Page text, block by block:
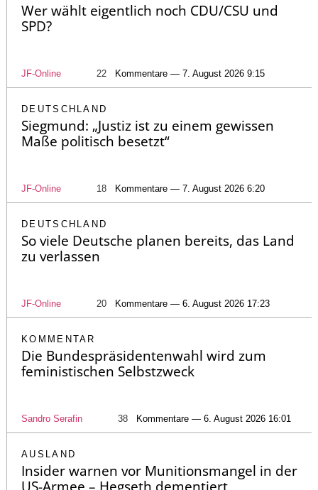
Wer wählt eigentlich noch CDU/CSU und
SPD?
JF-Online 22 Kommentare — 7. August 2026 9:15
DEUTSCHLAND
Siegmund: „Justiz ist zu einem gewissen
Maße politisch besetzt“
JF-Online 18 Kommentare — 7. August 2026 6:20
DEUTSCHLAND
So viele Deutsche planen bereits, das Land
zu verlassen
JF-Online 20 Kommentare — 6. August 2026 17:23
KOMMENTAR
Die Bundespräsidentenwahl wird zum
feministischen Selbstzweck
Sandro Serafin 38 Kommentare — 6. August 2026 16:01
AUSLAND
Insider warnen vor Munitionsmangel in der
US-Armee – Hegseth dementiert